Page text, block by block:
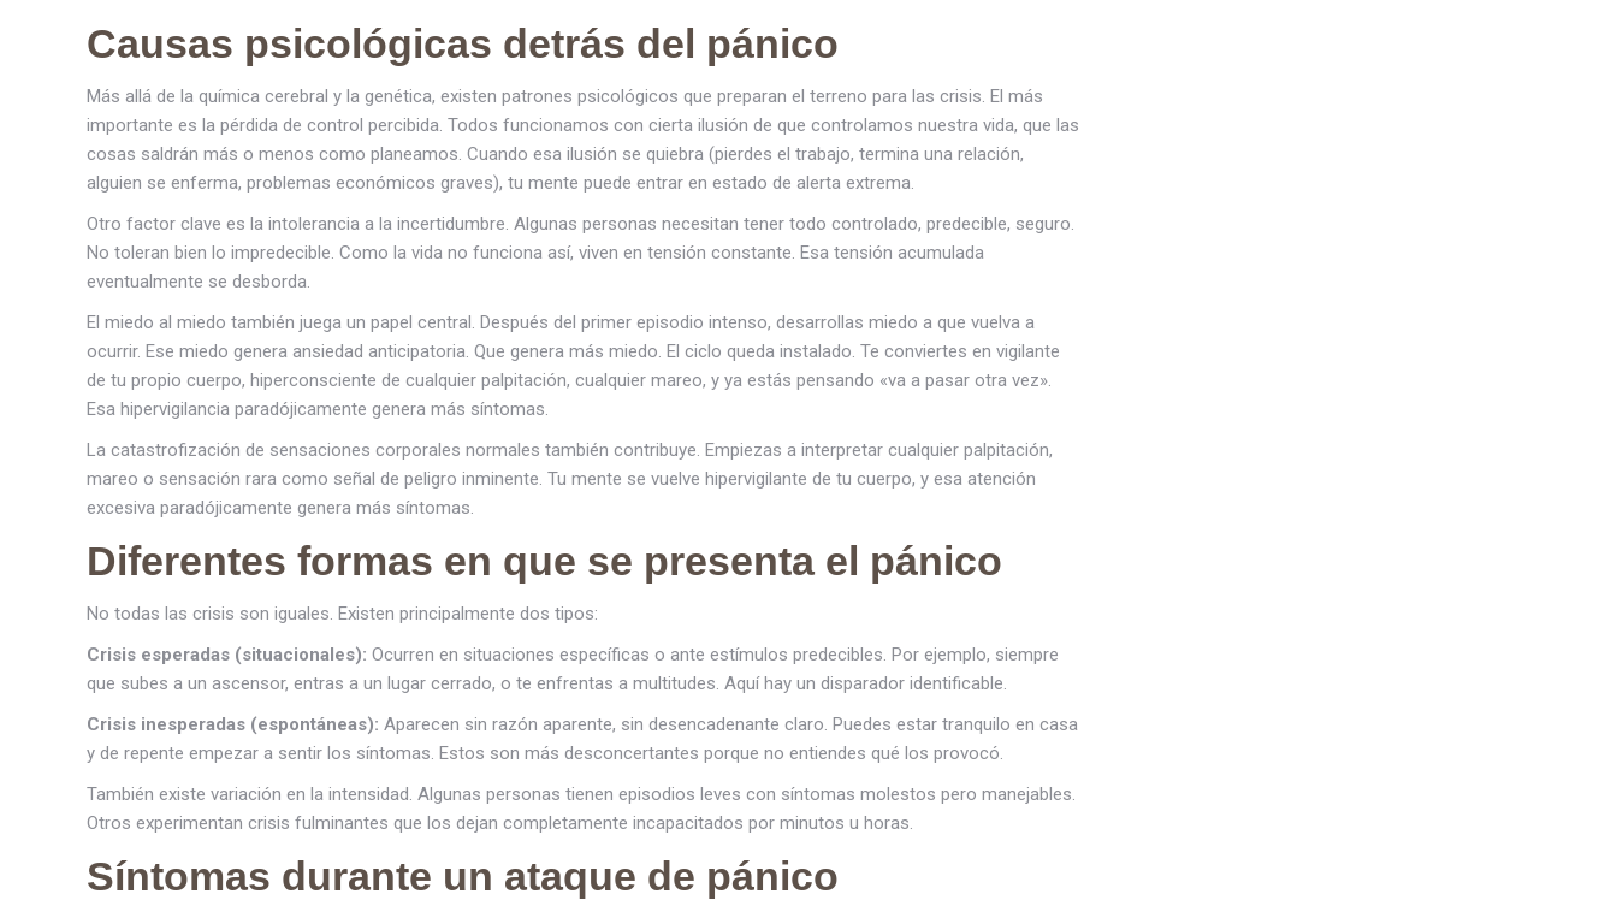
Causas psicológicas detrás del pánico
Más allá de la química cerebral y la genética, existen patrones psicológicos que preparan el terreno para las crisis. El más
importante es la pérdida de control percibida. Todos funcionamos con cierta ilusión de que controlamos nuestra vida, que las
cosas saldrán más o menos como planeamos. Cuando esa ilusión se quiebra (pierdes el trabajo, termina una relación,
alguien se enferma, problemas económicos graves), tu mente puede entrar en estado de alerta extrema.
Otro factor clave es la intolerancia a la incertidumbre. Algunas personas necesitan tener todo controlado, predecible, seguro.
No toleran bien lo impredecible. Como la vida no funciona así, viven en tensión constante. Esa tensión acumulada
eventualmente se desborda.
El miedo al miedo también juega un papel central. Después del primer episodio intenso, desarrollas miedo a que vuelva a
ocurrir. Ese miedo genera ansiedad anticipatoria. Que genera más miedo. El ciclo queda instalado. Te conviertes en vigilante
de tu propio cuerpo, hiperconsciente de cualquier palpitación, cualquier mareo, y ya estás pensando «va a pasar otra vez».
Esa hipervigilancia paradójicamente genera más síntomas.
La catastrofización de sensaciones corporales normales también contribuye. Empiezas a interpretar cualquier palpitación,
mareo o sensación rara como señal de peligro inminente. Tu mente se vuelve hipervigilante de tu cuerpo, y esa atención
excesiva paradójicamente genera más síntomas.
Diferentes formas en que se presenta el pánico
No todas las crisis son iguales. Existen principalmente dos tipos:
Crisis esperadas (situacionales): Ocurren en situaciones específicas o ante estímulos predecibles. Por ejemplo, siempre
que subes a un ascensor, entras a un lugar cerrado, o te enfrentas a multitudes. Aquí hay un disparador identificable.
Crisis inesperadas (espontáneas): Aparecen sin razón aparente, sin desencadenante claro. Puedes estar tranquilo en casa
y de repente empezar a sentir los síntomas. Estos son más desconcertantes porque no entiendes qué los provocó.
También existe variación en la intensidad. Algunas personas tienen episodios leves con síntomas molestos pero manejables.
Otros experimentan crisis fulminantes que los dejan completamente incapacitados por minutos u horas.
Síntomas durante un ataque de pánico